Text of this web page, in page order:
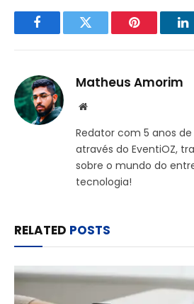
FacebookTwitter Pinterest
Matheus Amorim
Website
Redator com 5 anos
através do EventiOZ,
sobre o mundo do
tecnologia!
RELATED POSTS